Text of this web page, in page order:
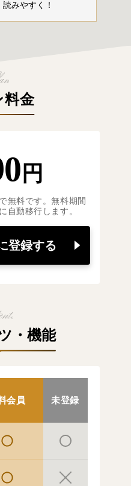
読みやすく！
料金
円
無料です。無料期間
自動移行します。
登録する
・機能
会員 未登録